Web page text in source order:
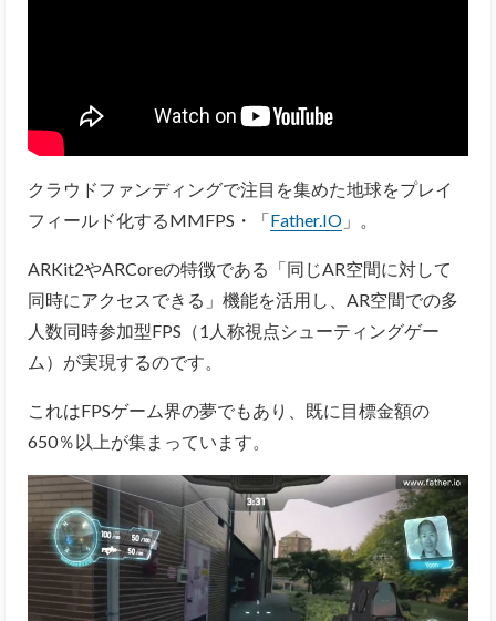
クラウドファンディングで注目を集めた地球をプレイ
フィールド化するMMFPS・「Father.IO 」。
ARKit2やARCoreの特徴である「同じAR空間に対して
同時にアクセスできる」機能を活用し、AR空間での多
人数同時参加型FPS（1人称視点シューティングゲー
ム）が実現するのです。
これはFPSゲーム界の夢でもあり、既に目標金額の
650％以上が集まっています。